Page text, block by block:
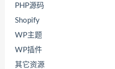
PHP源码
Shopify
WP主题
WP插件
其它资源